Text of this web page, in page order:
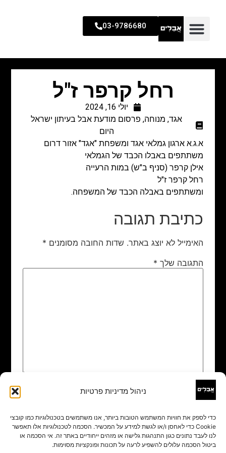
ניהול מדיניות פרטיות
כדי לספק את חוויות המשתמש הטובות ביותר, אנו משתמשים בטכנולוגיות כמו קובצי
Cookie כדי לאחסן ו/או לגשת למידע על המכשיר. הסכמה לטכנולוגיות אלו תאפשר
לנו לעבד נתונים כגון התנהגות גלישה או מזהים ייחודיים באתר זה. אי הסכמה או
ביטול הסכמה עלולים להשפיע לרעה על תכונות ופונקציות מסוימות.
03-9786680
רחל קרפר ז"ל
יולי 16, 2024
אגד, מנוחה, פרסום מודעת אבל בעיתון ישראל
היום
א.ג.א ארגון גמלאי אגד ומשפחת "אגד" אזור דרום
משתתפים באבלו הכבד של הגמלאי
אילן קרפר (סניף ב"ש) במות הרעייה
רחל קרפר ז"ל
ומשתתפים באבלה הכבד של המשפחה.
כתיבת תגובה
האימייל לא יוצג באתר. שדות החובה מסומנים *
התגובה שלך *
שם
אימייל*